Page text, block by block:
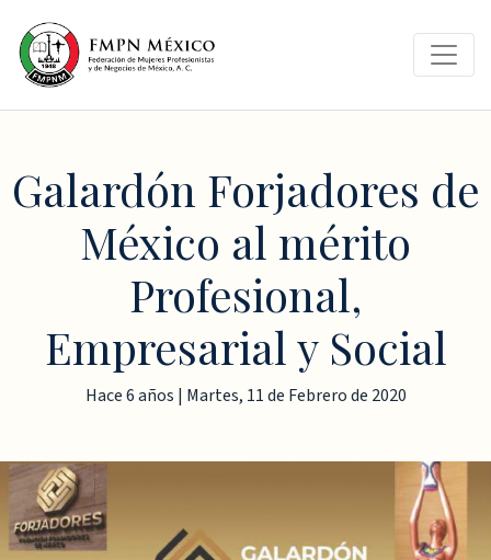
Galardón Forjadores de
México al mérito
Profesional,
Empresarial y Social
Hace 6 años | Martes, 11 de Febrero de 2020